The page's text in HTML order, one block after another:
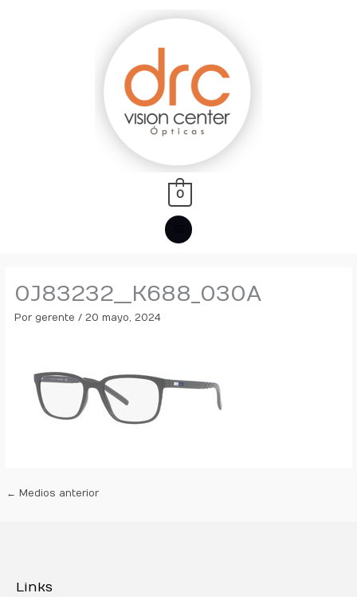
MENÚ
PRINCIPAL
0
0J83232__K688_030A
Por gerente/20 mayo, 2024
← Medios anterior
Links